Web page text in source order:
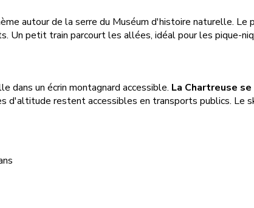
autour de la serre du Muséum d'histoire naturelle.
Un petit train parcourt les allées, idéal pour les pique-
dans un écrin montagnard accessible. La Chartreuse
restent accessibles en transports publics. Le